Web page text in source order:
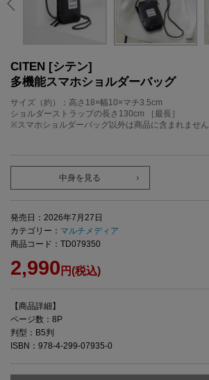
CITEN [シテン]
多機能スマホショルダーバッグ
サイズ（約）：高さ18×幅10×マチ3.5cm
ショルダーストラップの長さ130cm ［最長］
※スマホショルダーバッグ以外は商品に含まれません
中身を見る
発売日：2026年7月27日
カテゴリー： マルチメディア
商品コード：TD079350
2,990 円(税込)
【商品詳細】
ページ数：8P
判型：B5判
ISBN：978-4-299-07935-0